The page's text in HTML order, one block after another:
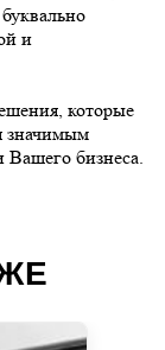
и
которые
значимым
Вашего бизнеса.